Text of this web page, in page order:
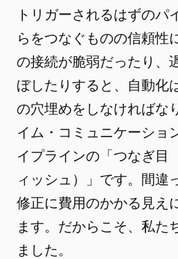
トリガーされるはずのパ
らをつなぐものの信頼性
の接続が脆弱だったり、
ぼしたりすると、自動化
の穴埋めをしなければな
イム・コミュニケーショ
イプラインの「つなぎ目
ィッシュ）」です。間違
修正に費用のかかる見え
ます。だからこそ、私た
ました。